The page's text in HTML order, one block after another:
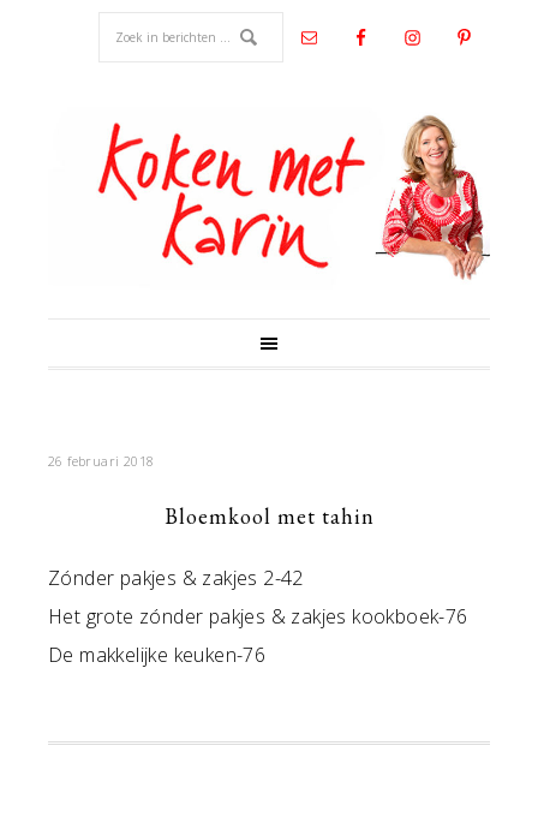
26 februari 2018
Bloemkool met tahin
Zónder pakjes & zakjes 2-42
Het grote zónder pakjes & zakjes kookboek-76
De makkelijke keuken-76